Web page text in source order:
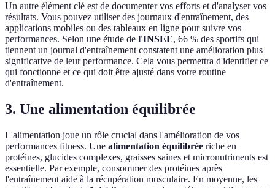
Un autre élément clé est de documenter vos efforts et d'analyser vos
résultats. Vous pouvez utiliser des journaux d'entraînement, des
applications mobiles ou des tableaux en ligne pour suivre vos
performances. Selon une étude de l'INSEE, 66 % des sportifs qui
tiennent un journal d'entraînement constatent une amélioration plus
significative de leur performance. Cela vous permettra d'identifier ce
qui fonctionne et ce qui doit être ajusté dans votre routine
d'entraînement.
3. Une alimentation équilibrée
L'alimentation joue un rôle crucial dans l'amélioration de vos
performances fitness. Une alimentation équilibrée riche en
protéines, glucides complexes, graisses saines et micronutriments est
essentielle. Par exemple, consommer des protéines après
l'entraînement aide à la récupération musculaire. En moyenne, les